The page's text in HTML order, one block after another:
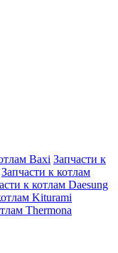
Baxi Запчасти к
Запчасти к котлам
к котлам Daesung
Kiturami
Thermona